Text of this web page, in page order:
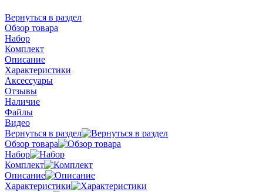
Вернуться в раздел
Обзор товара
Набор
Комплект
Описание
Характеристики
Аксессуары
Отзывы
Наличие
Файлы
Видео
Вернуться в раздел
Обзор товара
Набор
Комплект
Описание
Характеристики